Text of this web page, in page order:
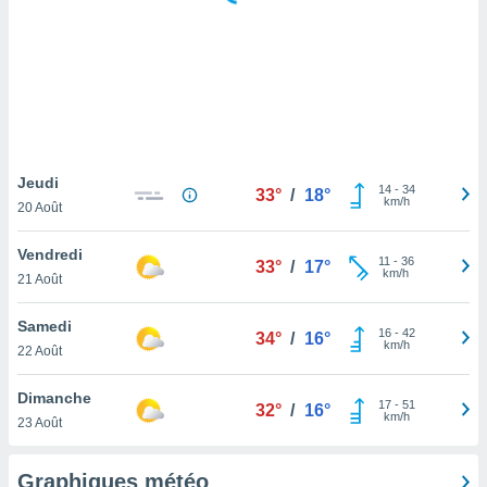
notre
que
et que
Jeudi
20 Août
33° / 18° 14- 34
km/h
Vendredi
21 Août
33° / 17° 11 - 36
km/h
Samedi
22 Août
34° / 16° 16- 42
km/h
Dimanche
23 Août
32° / 16° 17- 51
km/h
Graphiques météo